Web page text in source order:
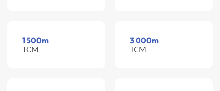
1 500m
TCM -
3 000m
TCM -